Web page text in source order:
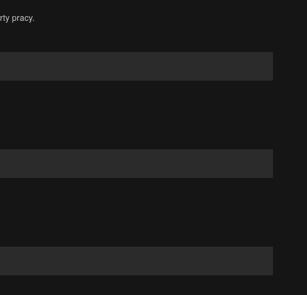
pracy.